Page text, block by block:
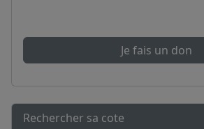
Je fais un don
Rechercher sa cote